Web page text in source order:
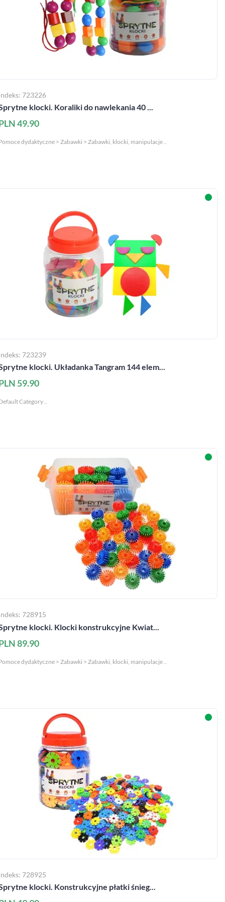
723226
klocki. Koraliki do nawlekania 40 ...
49.90
dydaktyczne > Zabawki > Zabawki, klocki, manipulacje ..
723239
klocki. Układanka Tangram 144 elem...
59.90
Category ..
728915
klocki. Klocki konstrukcyjne Kwiat...
89.90
dydaktyczne > Zabawki > Zabawki, klocki, manipulacje ..
728925
klocki. Konstrukcyjne płatki śnieg...